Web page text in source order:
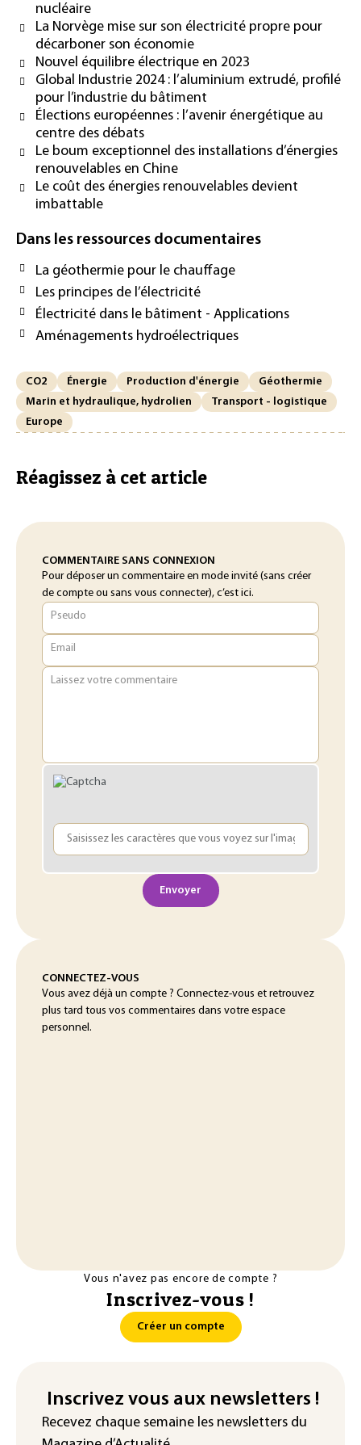
nucléaire
La Norvège mise sur son électricité propre pour
décarboner son économie
Nouvel équilibre électrique en 2023
Global Industrie 2024 : l’aluminium extrudé, profilé
pour l’industrie du bâtiment
Élections européennes : l’avenir énergétique au
centre des débats
Le boum exceptionnel des installations d’énergies
renouvelables en Chine
Le coût des énergies renouvelables devient
imbattable
Dans les ressources documentaires
La géothermie pour le chauffage
Les principes de l’électricité
Électricité dans le bâtiment - Applications
Aménagements hydroélectriques
CO2 Énergie Production d'énergie
Géothermie
Marin et hydraulique, hydrolien
Transport - logistique
Europe
Réagissez à cet article
COMMENTAIRE SANS CONNEXION
Pour déposer un commentaire en mode invité (sans créer
de compte ou sans vous connecter), c’est ici.
Pseudo
Email
Laissez votre commentaire
Envoyer
CONNECTEZ-VOUS
Vous avez déjà un compte ? Connectez-vous et retrouvez
plus tard tous vos commentaires dans votre espace
personnel.
Vous n'avez pas encore de compte ?
Inscrivez-vous !
Créer un compte
Inscrivez vous aux newsletters !
Recevez chaque semaine les newsletters du